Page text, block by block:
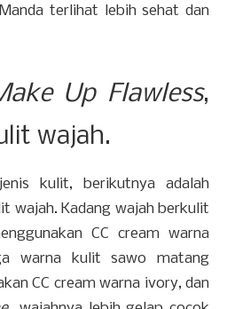
terlihat lebih sehat dan
Up Flawless,
wajah.
kulit, berikutnya adalah
wajah. Kadang wajah berkulit
CC cream warna
warna kulit sawo matang
CC cream warna ivory, dan